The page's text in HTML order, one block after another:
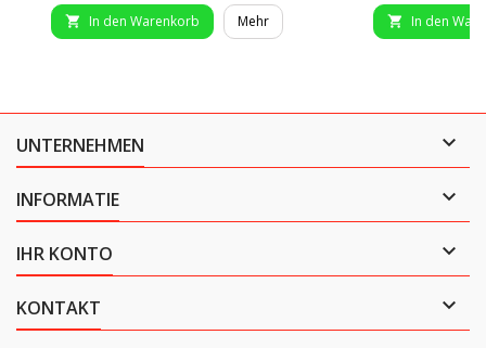
 In den Warenkorb Mehr  In den
UNTERNEHMEN 
INFORMATIE 
IHR KONTO 
KONTAKT 